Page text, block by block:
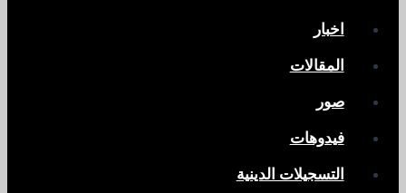
اخبار
المقالات
صور
فيدوهات
التسجيلات الدينية